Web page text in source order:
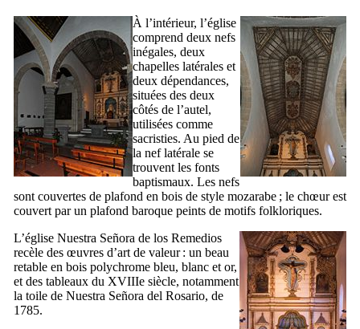
À l’intérieur, l’église
comprend deux nefs
inégales, deux
chapelles latérales et
deux dépendances,
situées des deux
côtés de l’autel,
utilisées comme
sacristies. Au pied de
la nef latérale se
trouvent les fonts
baptismaux. Les nefs
sont couvertes de plafond en bois de style mozarabe ; le chœur est
couvert par un plafond baroque peints de motifs folkloriques.
L’église Nuestra Señora de los Remedios
recèle des œuvres d’art de valeur : un beau
retable en bois polychrome bleu, blanc et or,
et des tableaux du XVIIIe siècle, notamment
la toile de Nuestra Señora del Rosario, de
1785.